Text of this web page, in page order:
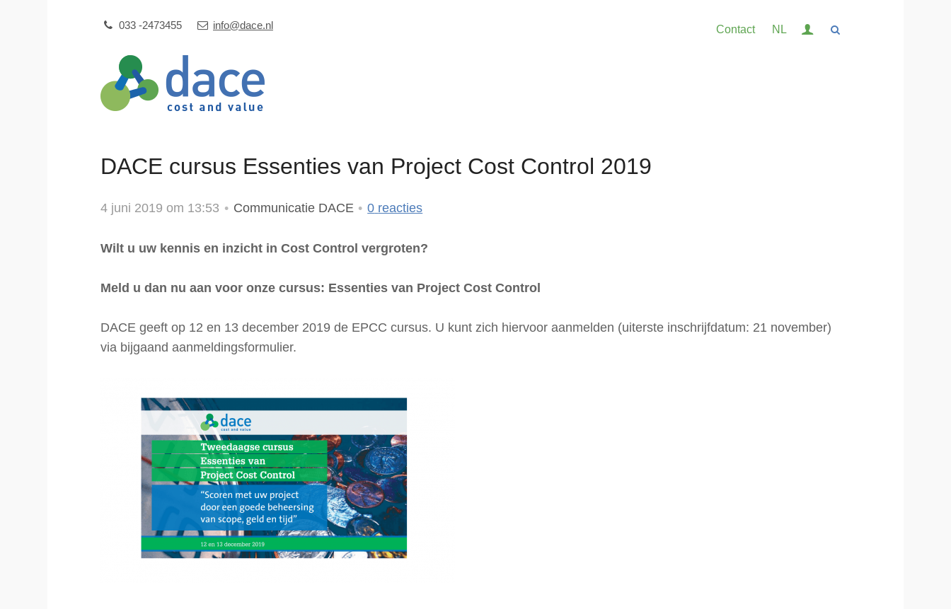
content
Our Phone Number:
033 -2473455 Our Email Address:
info@dace.nl Contact NL Inloggen
DACE cursus Essenties van Project Cost Control 2019
4 juni 2019 om 13:53 Communicatie DACE 0 reacties
Wilt u uw kennis en inzicht in Cost Control vergroten?
Meld u dan nu aan voor onze cursus: Essenties van Project Cost Control
DACE geeft op 12 en 13 december 2019 de EPCC cursus. U kunt zich hiervoor aanmelden (uiterste inschrijfdatum: 21 november)
via bijgaand aanmeldingsformulier.